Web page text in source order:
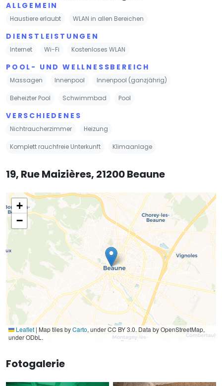
ALLGEMEIN
Haustiere erlaubt WLAN in allen Bereichen
DIENSTLEISTUNGEN
Internet Wi-Fi Kostenloses WLAN
POOL- UND WELLNESSBEREICH
Massagen Innenpool Innenpool (ganzjährig)
Beheizter Pool Schwimmbad Pool
VERSCHIEDENES
Nichtraucherzimmer Heizung
Komplett rauchfreie Unterkunft Klimaanlage
19, Rue Maizières, 21200 Beaune
+
−
Leaflet | Map tiles byCarto, under CC BY 3.0. Data by OpenStreetMap,
under ODbL.
Fotogalerie